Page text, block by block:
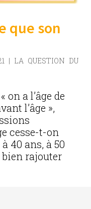
que son
| LA QUESTION DU
on a l’âge de
l’âge »,
cesse-t-on
40 ans, à 50
bien rajouter